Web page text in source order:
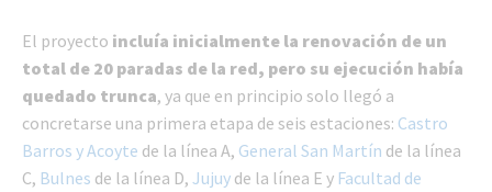
El proyecto incluía inicialmente la renovación de un
total de 20 paradas de la red, pero su ejecución había
quedado trunca, ya que en principio solo llegó a
concretarse una primera etapa de seis estaciones: Castro
Barros y Acoyte de la línea A, General San Martín de la línea
C, Bulnes de la línea D, Jujuy de la línea E y Facultad de